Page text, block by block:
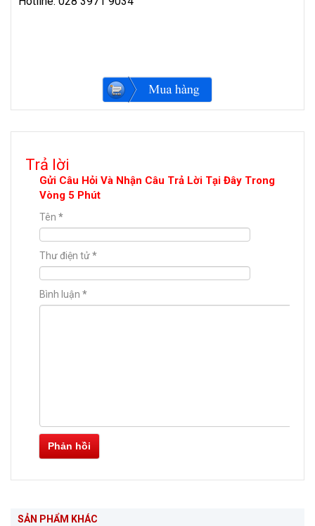
Trả lời
Gửi Câu Hỏi Và Nhận Câu Trả Lời Tại Đây Trong
Vòng 5 Phút
Tên *
Thư điện tử*
Bình luận *
Phản hồi
SẢN PHẨM KHÁC